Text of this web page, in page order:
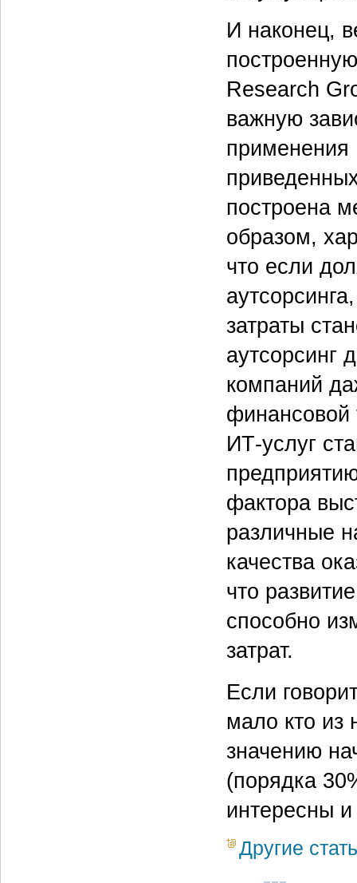
И наконец,
Research
важную
применения
построена
образом,
что если
затраты
аутсорсинг
компаний
финансовой
ИТ-услуг
фактора
различные
качества
что
способно
затрат.
Если
мало кто из
значению
(порядка
интересны и
Другие